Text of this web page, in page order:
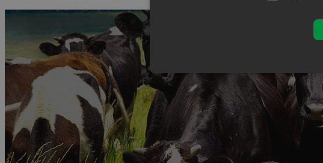
Nevyhnutne potrebné súbory cookie umožňujú
správne používať bez nevyhnutne potrebných
Meno
Poskytovateľ
/ Doména